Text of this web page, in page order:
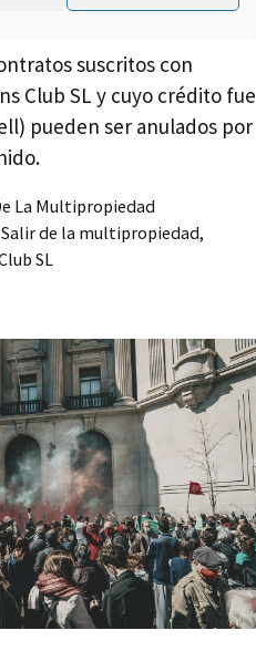
suscritos con
Club SL y cuyo crédito fue
pueden ser anulados por
La Multipropiedad
Salir de la multipropiedad,
SL